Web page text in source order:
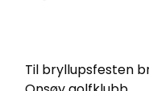
Til bryllupsfesten